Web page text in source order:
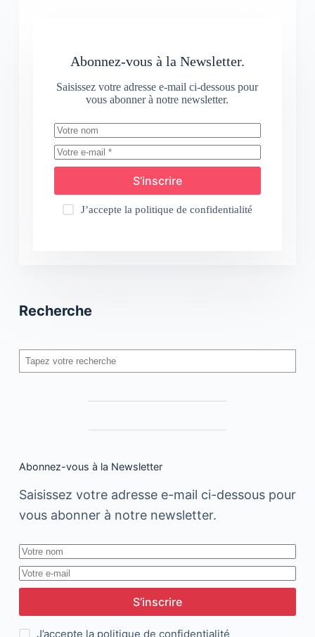
Abonnez-vous à la Newsletter.
Saisissez votre adresse e-mail ci-dessous pour
vous abonner à notre newsletter.
S’inscrire
J’accepte la politique de confidentialité
Recherche
Rechercher
Abonnez-vous à la Newsletter
Saisissez votre adresse e-mail ci-dessous pour
vous abonner à notre newsletter.
S’inscrire
J’accepte la politique de confidentialité